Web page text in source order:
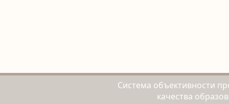
Система объективности
качества